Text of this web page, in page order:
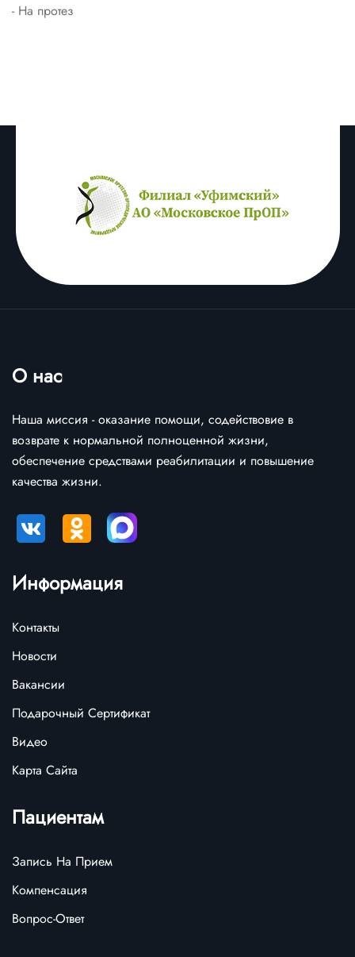
- На протез
О нас
Наша миссия - оказание помощи, содействовие в
возврате к нормальной полноценной жизни,
обеспечение средствами реабилитации и повышение
качества жизни.
Информация
Контакты
Новости
Вакансии
Подарочный Сертификат
Видео
Карта Сайта
Пациентам
Запись На Прием
Компенсация
Вопрос-Ответ